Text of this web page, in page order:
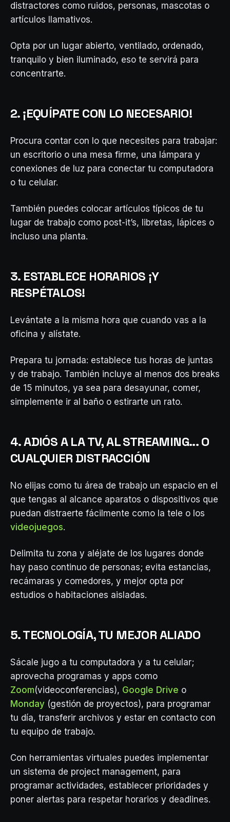
distractores como ruidos, personas, mascotas o
artículos llamativos.
Opta por un lugar abierto, ventilado, ordenado,
tranquilo y bien iluminado, eso te servirá para
concentrarte.
2. ¡EQUÍPATE CON LO NECESARIO!
Procura contar con lo que necesites para trabajar:
un escritorio o una mesa firme, una lámpara y
conexiones de luz para conectar tu computadora
o tu celular.
También puedes colocar artículos típicos de tu
lugar de trabajo como post-it’s, libretas, lápices o
incluso una planta.
3. ESTABLECE HORARIOS ¡Y
RESPÉTALOS!
Levántate a la misma hora que cuando vas a la
oficina y alístate.
Prepara tu jornada: establece tus horas de juntas
y de trabajo. También incluye al menos dos breaks
de 15 minutos, ya sea para desayunar, comer,
simplemente ir al baño o estirarte un rato.
4. ADIÓS A LA TV, AL STREAMING... O
CUALQUIER DISTRACCIÓN
No elijas como tu área de trabajo un espacio en el
que tengas al alcance aparatos o dispositivos que
puedan distraerte fácilmente como la tele o los
videojuegos.
Delimita tu zona y aléjate de los lugares donde
hay paso continuo de personas; evita estancias,
recámaras y comedores, y mejor opta por
estudios o habitaciones aisladas.
5. TECNOLOGÍA, TU MEJOR ALIADO
Sácale jugo a tu computadora y a tu celular;
aprovecha programas y apps como
Zoom(videoconferencias), Google Drive o
Monday (gestión de proyectos), para programar
tu día, transferir archivos y estar en contacto con
tu equipo de trabajo.
Con herramientas virtuales puedes implementar
un sistema de project management, para
programar actividades, establecer prioridades y
poner alertas para respetar horarios y deadlines.